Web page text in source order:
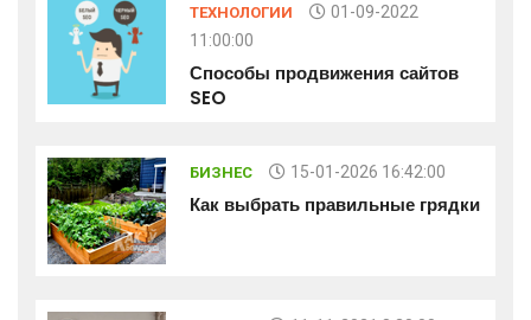
ТЕХНОЛОГИИ
01-09-2022
11:00:00
Способы продвижения сайтов
SEO
БИЗНЕС 15-01-2026 16:42:00
Как выбрать правильные грядки